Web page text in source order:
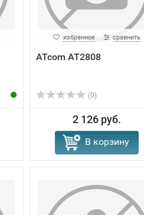
избранное сравнить
ATcom AT2808
(0)
2 126 руб.
В корзину